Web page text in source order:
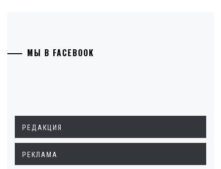
МЫ В FACEBOOK
РЕДАКЦИЯ
РЕКЛАМА